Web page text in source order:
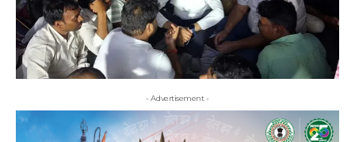
- Advertisement -